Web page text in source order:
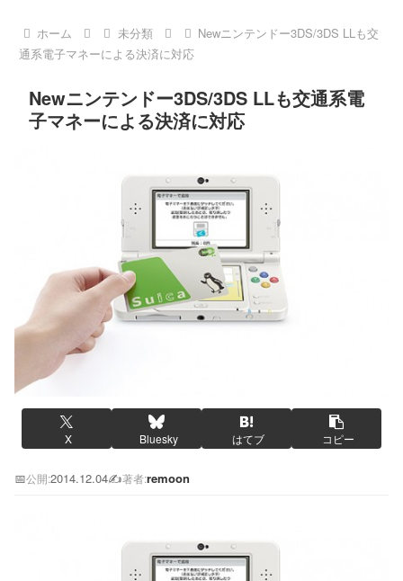
ホーム 未分類
Newニンテンドー3DS/3DS LLも交
通系電子マネーによる決済に対応
Newニンテンドー3DS/3DS LLも交通系電
子マネーによる決済に対応
X Bluesky はてブ コピー
📅公開:2014.12.04✍️著者:remoon